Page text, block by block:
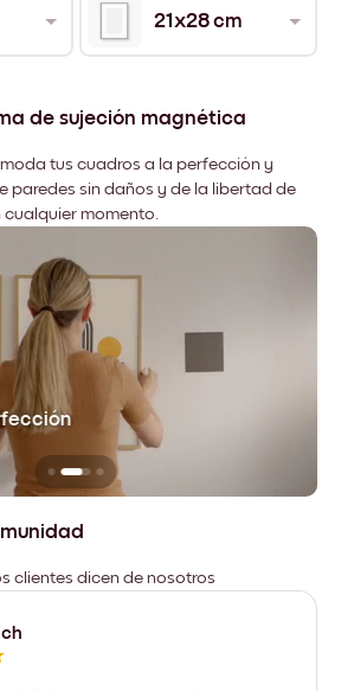
21x28 cm
de sujeción magnética
tus cuadros a la perfección y
paredes sin daños y de la libertad de
momento.
clientes dicen de nosotros